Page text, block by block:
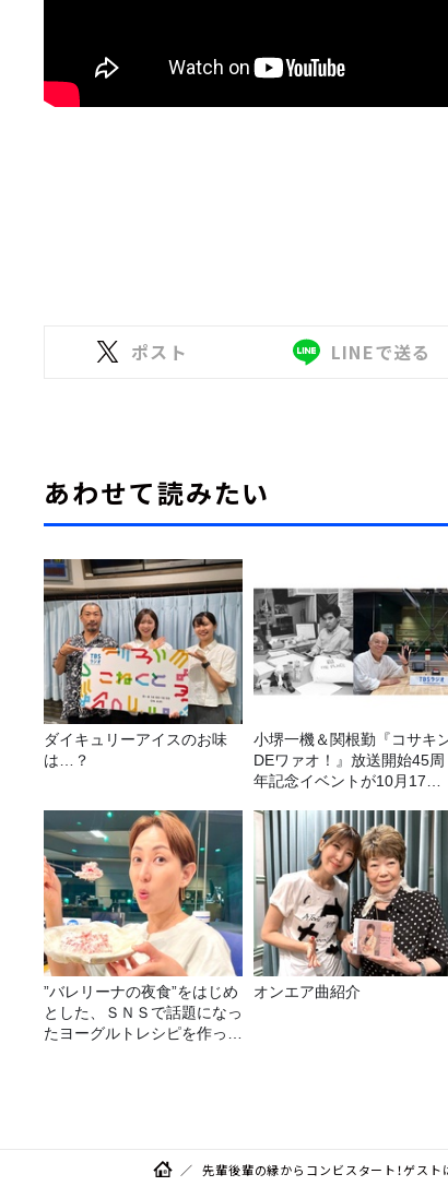
ポスト LINEで送る
あわせて読みたい
ダイキュリーアイスのお味
は…？
小堺一機＆関根勤『コサキ
DEワァオ！』放送開始45周
年記念イベントが10月17日
FC先行受付スタート！
”バレリーナの夜食”をはじめ
とした、ＳＮＳで話題になっ
たヨーグルトレシピを作って
オンエア曲紹介
先輩後輩の縁からコンビスタート！ゲスト